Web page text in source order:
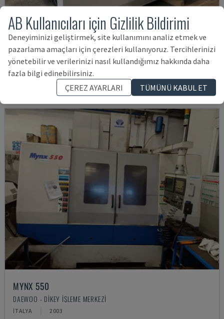
U5-1530
SPINNER - DIKEY İŞLEME MERKEZI
ALMANYA 2021 6.000 SAAT
7,995,994 TL
MYNX 550
DAEWOO - DIKEY İŞLEME MERKEZI
İTALYA 2003
AB Kullanıcıları için Gizlilik Bildirimi
Deneyiminizi geliştirmek, site kullanımını analiz etmek ve
pazarlama amaçları için çerezleri kullanıyoruz. Tercihlerinizi
yönetebilir ve verilerinizi nasıl kullandığımız hakkında daha
fazla bilgi edinebilirsiniz.
ÇEREZ AYARLARI
TÜMÜNÜ KABUL ET